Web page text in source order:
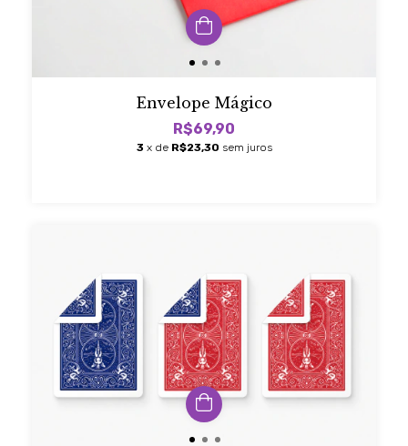
Envelope Mágico
R$69,90
3 x de R$23,30 sem juros